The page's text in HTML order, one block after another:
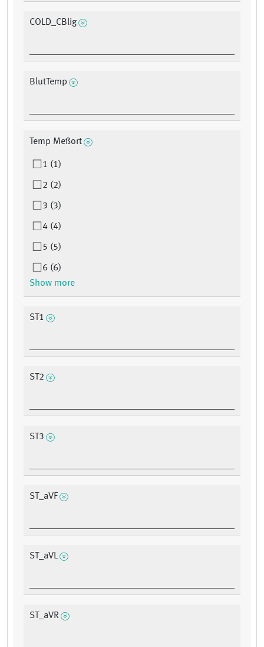
COLD_CBlig
BlutTemp
Temp Meßort
1 (1)
2 (2)
3 (3)
4 (4)
5 (5)
6 (6)
Show more
ST1
ST2
ST3
ST_aVF
ST_aVL
ST_aVR